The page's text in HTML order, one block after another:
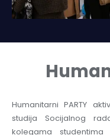
Humanitarni PARTY
studija Socijalnog
kolegama